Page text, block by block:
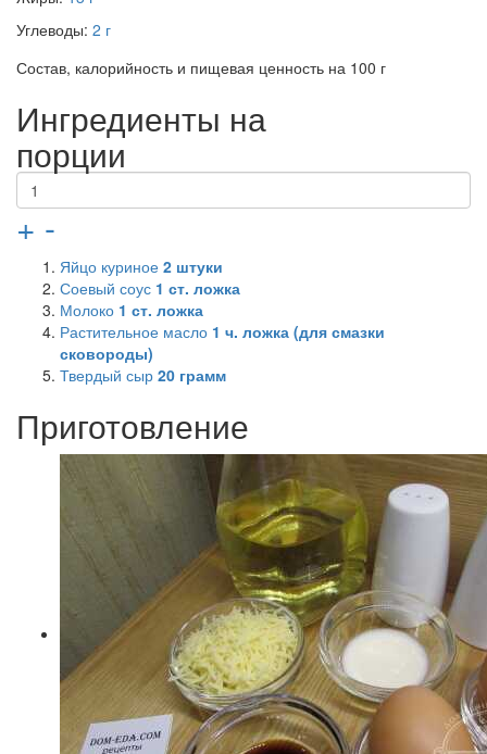
Углеводы: 2 г
Состав, калорийность и пищевая ценность на 100 г
Ингредиенты на
порции
+ -
Яйцо куриное 2 штуки
Соевый соус 1 ст. ложка
Молоко 1 ст. ложка
Растительное масло 1 ч. ложка (для смазки
сковороды)
Твердый сыр 20 грамм
Приготовление